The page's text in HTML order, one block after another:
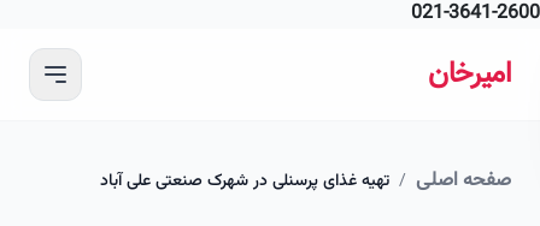
021-
اصلی / تهیه غذای پرسنلی در شهرک صنعتی علی آباد